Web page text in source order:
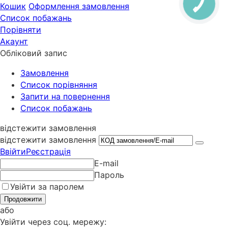
Кошик Оформлення замовлення
Список побажань
Порівняти
Акаунт
Обліковий запис
Замовлення
Cписок порівняння
Запити на повернення
Список побажань
відстежити замовлення
відстежити замовлення
ВвійтиРеєстрація
E-mail
Пароль
Увійти за паролем
Продовжити
або
Увійти через соц. мережу: